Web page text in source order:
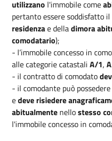
utilizzano l'immobile come
pertanto essere soddisfatto
residenzae delladimora
comodatario);
- l’immobile concesso in
alle categorie catastali A/1,
- il contratto di comodato
- il comodante può possedere
edeve risiedere
abitualmente nellostesso
l'immobile concesso in